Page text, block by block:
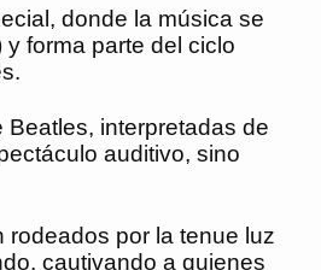
donde la música se
forma parte del ciclo
interpretadas de
auditivo, sino
por la tenue luz
cautivando a quienes